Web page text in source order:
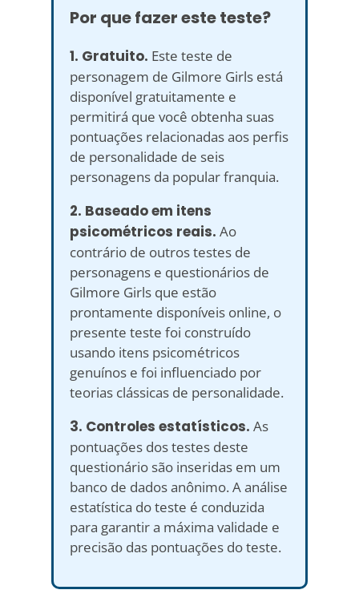
Por que fazer este teste?
1. Gratuito. Este teste de
personagem de Gilmore Girls está
disponível gratuitamente e
permitirá que você obtenha suas
pontuações relacionadas aos perfis
de personalidade de seis
personagens da popular franquia.
2. Baseado em itens
psicométricos reais. Ao
contrário de outros testes de
personagens e questionários de
Gilmore Girls que estão
prontamente disponíveis online, o
presente teste foi construído
usando itens psicométricos
genuínos e foi influenciado por
teorias clássicas de personalidade.
3. Controles estatísticos. As
pontuações dos testes deste
questionário são inseridas em um
banco de dados anônimo. A análise
estatística do teste é conduzida
para garantir a máxima validade e
precisão das pontuações do teste.